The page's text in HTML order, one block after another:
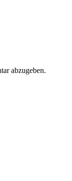
abzugeben.